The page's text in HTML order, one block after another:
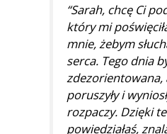
“Sarah, chcę Ci
który mi
mnie, żebym
serca. Tego dnia
zdezorientowana,
poruszyły i
rozpaczy. Dzięki
powiedziałaś,